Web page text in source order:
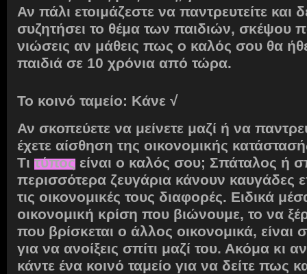
Αν πάλι ετοιμάζεστε να παντρευτείτε και
συζητήσει το θέμα των παιδιών, σκέψου
νιώσεις αν μάθεις πως ο καλός σου θα
παιδιά σε 10 χρόνια από τώρα.
Το κοινό ταμείο: Κάνε √
Αν σκοπεύετε να μείνετε μαζί ή να
έχετε αίσθηση της οικονομικής
Τι τύπος είναι ο καλός σου; Σπάταλος ή
περισσότερα ζευγάρια κάνουν καυγάδες
τις οικονομικές τους διαφορές. Ειδικά
οικονομική κρίση που βιώνουμε, το να
που βρίσκεται ο άλλος οικονομικά, είναι
για να ανοίξεις σπίτι μαζί του. Ακόμα κι
κάντε ένα κοινό ταμείο για να δείτε πως